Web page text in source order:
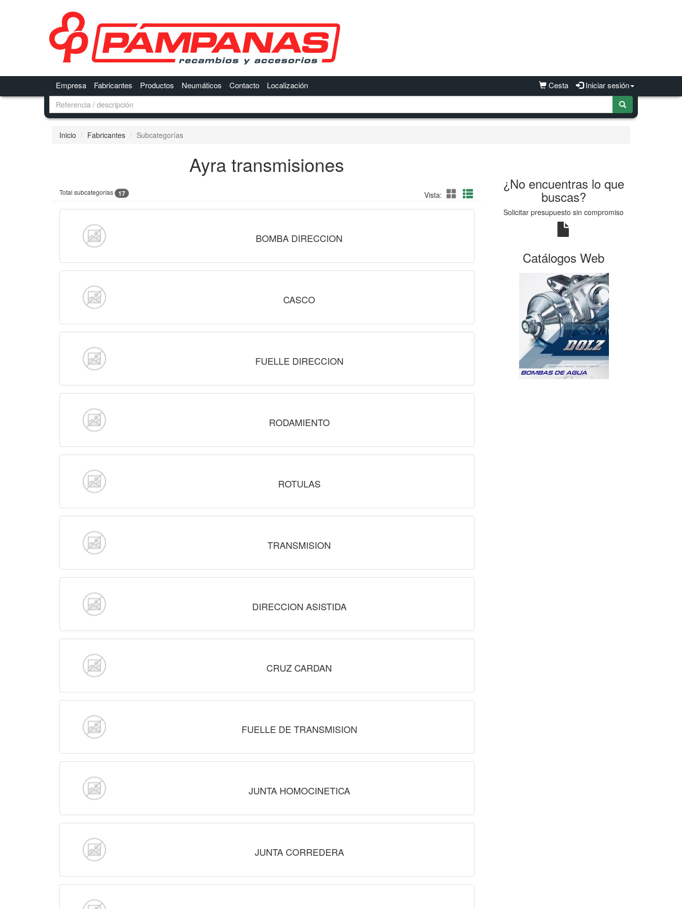
Cesta Iniciar sesión
Empresa Fabricantes Productos Neumáticos Contacto Localización
Inicio Fabricantes Subcategorías
Ayra transmisiones
Total subcategorías 17 Vista:
BOMBA DIRECCION
CASCO
FUELLE DIRECCION
RODAMIENTO
ROTULAS
TRANSMISION
DIRECCION ASISTIDA
CRUZ CARDAN
FUELLE DE TRANSMISION
JUNTA HOMOCINETICA
JUNTA CORREDERA
¿No encuentras lo que
buscas?
Solicitar presupuesto sin compromiso
Catálogos Web